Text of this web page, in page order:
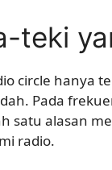
teki
circle hanya
Pada
satu alasan
radio.